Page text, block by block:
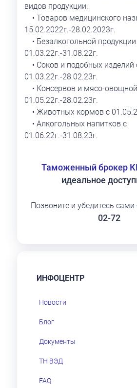
видов продукции:
• Товаров медицинского
15.02.2022г.-28.02.2023г.
• Безалкогольной
01.03.22г.-31.08.22г.
• Соков и подобных изделий
01.03.22г.-28.02.23г.
• Консервов и мясо-
01.05.22г.-28.02.23г.
• Животных кормов с
• Алкогольных напитков с
01.06.22г.-31.08.23г.
Таможенный брокер
идеальное
Позвоните и убедитесь сами
02-72
ИНФОЦЕНТР
Новости
Блог
Документы
ТН ВЭД
FAQ